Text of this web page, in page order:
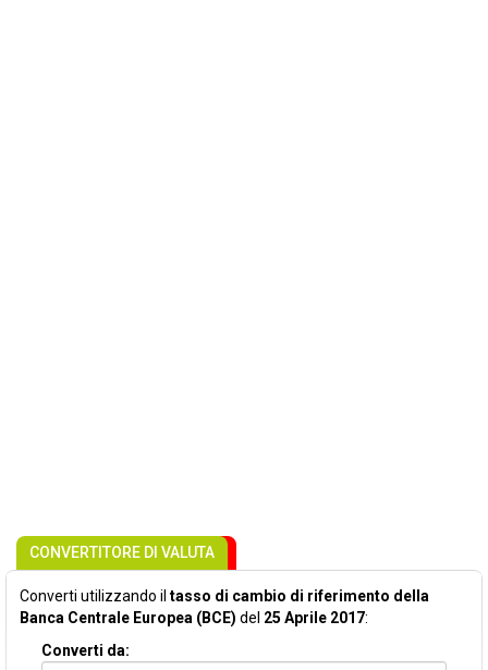
CONVERTITORE DI VALUTA
Converti utilizzando il tasso di cambio di riferimento della
Banca Centrale Europea (BCE) del 25 Aprile 2017:
Converti da: